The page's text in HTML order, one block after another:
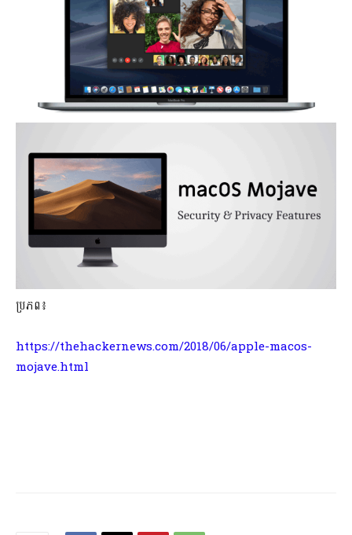
ប្រភព៖
https://thehackernews.com/2018/06/apple-macos-
mojave.html